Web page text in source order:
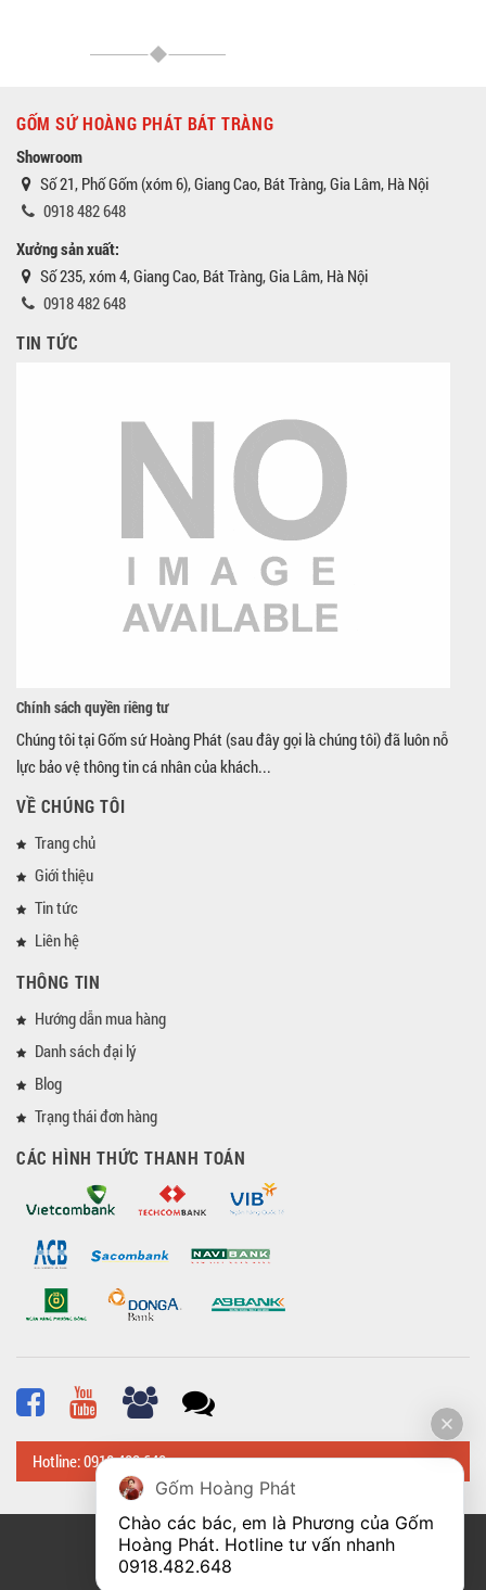
GỐM SỨ HOÀNG PHÁT BÁT TRÀNG
Showroom
Số 21, Phố Gốm (xóm 6), Giang Cao, Bát Tràng, Gia Lâm, Hà Nội
0918 482 648
Xưởng sản xuất:
Số 235, xóm 4, Giang Cao, Bát Tràng, Gia Lâm, Hà Nội
0918 482 648
TIN TỨC
Chính sách quyền riêng tư
Chúng tôi tại Gốm sứ Hoàng Phát (sau đây gọi là chúng tôi) đã luôn nỗ
lực bảo vệ thông tin cá nhân của khách...
VỀ CHÚNG TÔI
Trang chủ
Giới thiệu
Tin tức
Liên hệ
THÔNG TIN
Hướng dẫn mua hàng
Danh sách đại lý
Blog
Trạng thái đơn hàng
CÁC HÌNH THỨC THANH TOÁN
Hotline: 0918 482 648
© Bản quyền thuộc vềHoangphatbattrang.vn
Gốm Hoàng Phát
Chào các bác, em là Phương của Gốm
0918.482.648